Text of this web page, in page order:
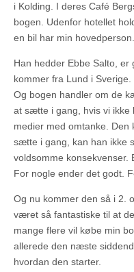
i Kolding. I deres Café
bogen. Udenfor hotellet
en bil har min hovedperson.
Han hedder Ebbe Salto, er
kommer fra Lund i
Og bogen handler om de
at sætte i gang, hvis vi ikke
medier med omtanke.
sætte i gang, kan han ikke
voldsomme konsekvenser.
For nogle ender det godt.
Og nu kommer den så i 2.
været så fantastiske til at
mange flere vil købe min
allerede den næste
hvordan den starter.